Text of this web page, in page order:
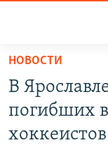
упрощенного
доступа
Вернуться
основному
ПОДКАСТЫ
АВТОРСКИЕ
НОВОСТИ
В
погибших